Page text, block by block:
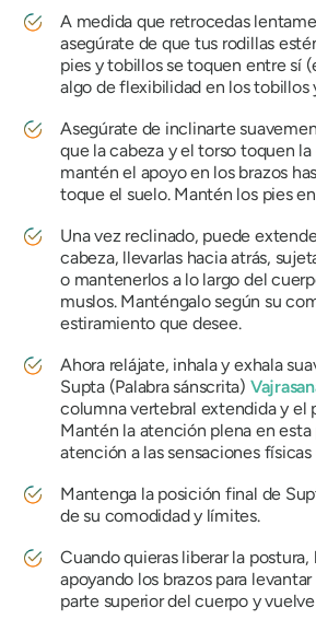
A medida que retrocedas
asegúrate de que tus rodillas
pies y tobillos se toquen entre sí
algo de flexibilidad en los tobillos
Asegúrate de inclinarte
que la cabeza y el torso toquen
mantén el apoyo en los brazos
toque el suelo. Mantén los pies
Una vez reclinado, puede
cabeza, llevarlas hacia atrás,
o mantenerlos a lo largo del
muslos. Manténgalo según su
estiramiento que desee.
Ahora relájate, inhala y exhala
Supta(Palabra sánscrita)
columna vertebral extendida y el
Mantén la atención plena en esta
atención a las sensaciones
Mantenga la posición final de
de su comodidad y límites.
Cuando quieras liberar la
apoyando los brazos para
parte superior del cuerpo y